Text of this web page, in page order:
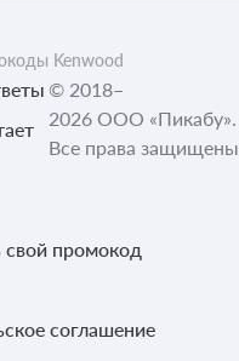
Kenwood
свой промокод
соглашение
© 2018–
2026 ООО «Пикабу».
Все права защищены